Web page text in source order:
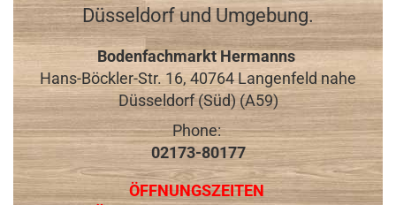
Düsseldorf und Umgebung.
Bodenfachmarkt Hermanns
Hans-Böckler-Str. 16, 40764 Langenfeld nahe
Düsseldorf (Süd) (A59)
Phone:
02173-80177
ÖFFNUNGSZEITEN